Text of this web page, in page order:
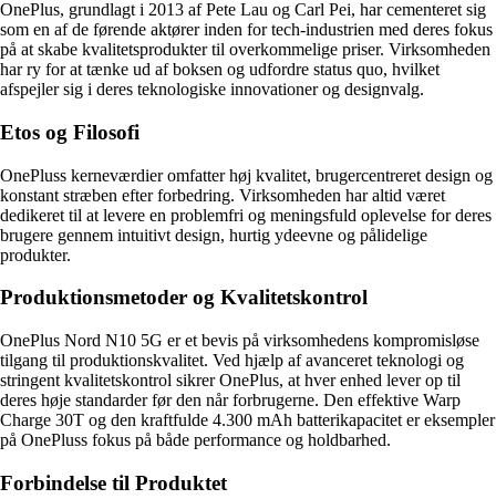
OnePlus, grundlagt i 2013 af Pete Lau og Carl Pei, har cementeret sig
som en af de førende aktører inden for tech-industrien med deres fokus
på at skabe kvalitetsprodukter til overkommelige priser. Virksomheden
har ry for at tænke ud af boksen og udfordre status quo, hvilket
afspejler sig i deres teknologiske innovationer og designvalg.
Etos og Filosofi
OnePluss kerneværdier omfatter høj kvalitet, brugercentreret design og
konstant stræben efter forbedring. Virksomheden har altid været
dedikeret til at levere en problemfri og meningsfuld oplevelse for deres
brugere gennem intuitivt design, hurtig ydeevne og pålidelige
produkter.
Produktionsmetoder og Kvalitetskontrol
OnePlus Nord N10 5G er et bevis på virksomhedens kompromisløse
tilgang til produktionskvalitet. Ved hjælp af avanceret teknologi og
stringent kvalitetskontrol sikrer OnePlus, at hver enhed lever op til
deres høje standarder før den når forbrugerne. Den effektive Warp
Charge 30T og den kraftfulde 4.300 mAh batterikapacitet er eksempler
på OnePluss fokus på både performance og holdbarhed.
Forbindelse til Produktet